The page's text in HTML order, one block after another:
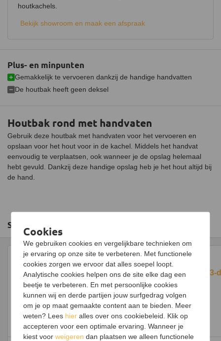
Houtbak rond met handvaten
Gebruik deze houtbak met handvaten voor het vervoeren en
opslaan voor het hout voor in de kachel. Middels het handvat
eenvoudig te verplaatsen, ook wanneer je de opslag helemaal
hebt gevuld. Dankzij deze handige opslag heb je het hout altijd bij
de hand.
Plus- en minpunten
Gemakkelijk te vervoeren dankzij de handige handvatten
De houtbak heeft geen deksel
houtkachels.
Bekijk showroom en maak een afspraak
Slim combineren
Haardstel 4-delig ronde bak met
ronde handgrepen
Haardstel
Cookies
We gebruiken cookies en vergelijkbare technieken om
je ervaring op onze site te verbeteren. Met functionele
cookies zorgen we ervoor dat alles soepel loopt.
Analytische cookies helpen ons de site elke dag een
beetje te verbeteren. En met persoonlijke cookies
kunnen wij en derde partijen jouw surfgedrag volgen
om je op maat gemaakte content aan te bieden. Meer
weten? Lees hier alles over ons cookiebeleid. Klik op
accepteren voor een optimale ervaring. Wanneer je
kiest voorweigeren dan plaatsen we alleen functionele